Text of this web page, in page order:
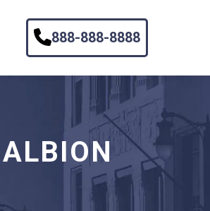
888-888-8888